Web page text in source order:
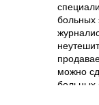
больных
можно
больных